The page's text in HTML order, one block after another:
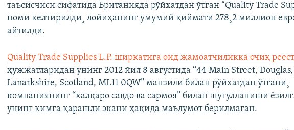
таъсисчиси сифатида Британияда рўйхатдан ўтган “Quality Trade
номи келтирилди¸ лойиҳанинг умумий қиймати 278¸2 миллион
айтилди.
Quality Trade Supplies L.P. ширкатига оид жамоатчиликка очиқ
ҳужжатларидан унинг 2012 йил 8 августида “44 Main Street,
Lanarkshire, Scotland, ML11 0QW” манзили билан рўйхатдан ўтгани¸
компаниянинг “халқаро савдо ва сармоя” билан шуғулланиши
унинг кимга қарашли экани ҳақида маълумот берилмаган.